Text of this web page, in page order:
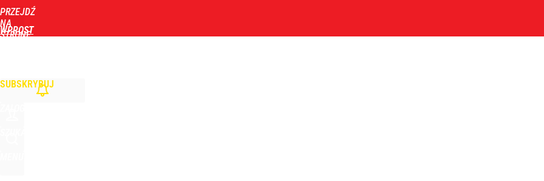
PRZEJDŹ
NA
STRONĘ
WPROST
SUBSKRYBUJ
dodaj